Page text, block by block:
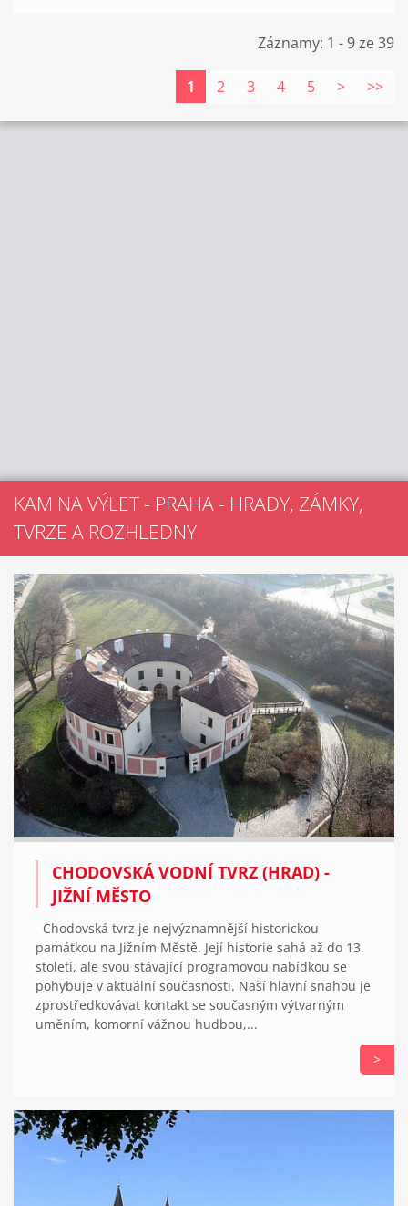
Záznamy: 1 - 9 ze 39
1 2 3 4 5 > >>
KAM NA VÝLET - PRAHA - HRADY, ZÁMKY,
TVRZE A ROZHLEDNY
CHODOVSKÁ VODNÍ TVRZ (HRAD) -
JIŽNÍ MĚSTO
Chodovská tvrz je nejvýznamnější historickou
památkou na Jižním Městě. Její historie sahá až do 13.
století, ale svou stávající programovou nabídkou se
pohybuje v aktuální současnosti. Naší hlavní snahou je
zprostředkovávat kontakt se současným výtvarným
uměním, komorní vážnou hudbou,...
>